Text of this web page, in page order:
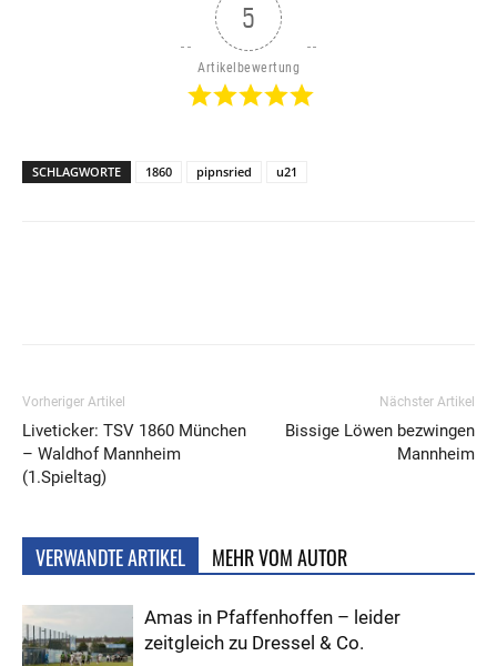
5
Artikelbewertung
SCHLAGWORTE 1860 pipnsried u21
Vorheriger Artikel
Liveticker: TSV 1860 München
– Waldhof Mannheim
(1.Spieltag)
Nächster Artikel
Bissige Löwen bezwingen
Mannheim
VERWANDTE ARTIKEL MEHR VOM AUTOR
Amas in Pfaffenhoffen – leider
zeitgleich zu Dressel & Co.